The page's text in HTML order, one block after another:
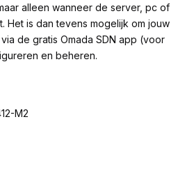
alleen wanneer de server, pc of
Het is dan tevens mogelijk om jouw
de gratis Omada SDN app (voor
en beheren.
M2